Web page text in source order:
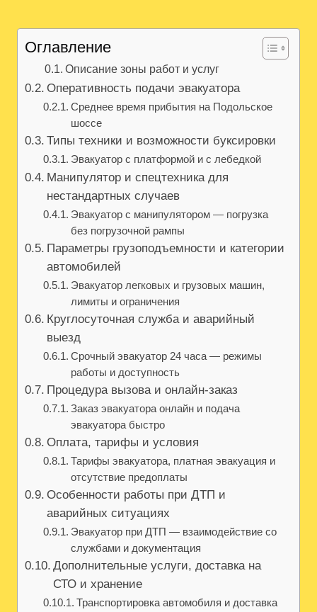
Оглавление
Описание зоны работ и услуг
Оперативность подачи эвакуатора
Среднее время прибытия на Подольское
шоссе
Типы техники и возможности буксировки
Эвакуатор с платформой и с лебедкой
Манипулятор и спецтехника для
нестандартных случаев
Эвакуатор с манипулятором — погрузка
без погрузочной рампы
Параметры грузоподъемности и категории
автомобилей
Эвакуатор легковых и грузовых машин,
лимиты и ограничения
Круглосуточная служба и аварийный
выезд
Срочный эвакуатор 24 часа — режимы
работы и доступность
Процедура вызова и онлайн-заказ
Заказ эвакуатора онлайн и подача
эвакуатора быстро
Оплата, тарифы и условия
Тарифы эвакуатора, платная эвакуация и
отсутствие предоплаты
Особенности работы при ДТП и
аварийных ситуациях
Эвакуатор при ДТП — взаимодействие со
службами и документация
Дополнительные услуги, доставка на
СТО и хранение
Транспортировка автомобиля и доставка